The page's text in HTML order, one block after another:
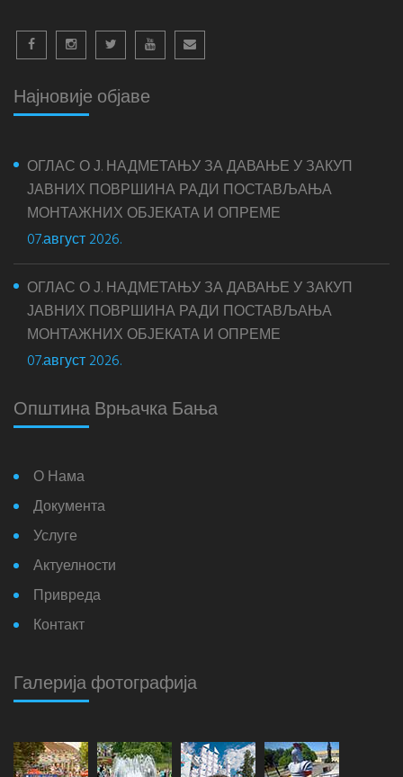
Најновије објаве
ОГЛАС О Ј. НАДМЕТАЊУ ЗА ДАВАЊЕ У ЗАКУП
ЈАВНИХ ПОВРШИНА РАДИ ПОСТАВЉАЊА
МОНТАЖНИХ ОБЈЕКАТА И ОПРЕМЕ
07.август 2026.
ОГЛАС О Ј. НАДМЕТАЊУ ЗА ДАВАЊЕ У ЗАКУП
ЈАВНИХ ПОВРШИНА РАДИ ПОСТАВЉАЊА
МОНТАЖНИХ ОБЈЕКАТА И ОПРЕМЕ
07.август 2026.
Општина Врњачка Бања
О Нама
Документа
Услуге
Актуелности
Привреда
Контакт
Галерија фотографија